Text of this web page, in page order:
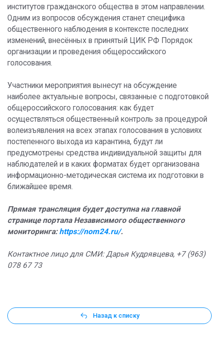
институтов гражданского общества в этом направлении.
Одним из вопросов обсуждения станет специфика
общественного наблюдения в контексте последних
изменений, внесённых в принятый ЦИК РФ Порядок
организации и проведения общероссийского
голосования.
Участники мероприятия вынесут на обсуждение
наиболее актуальные вопросы, связанные с подготовкой
общероссийского голосования: как будет
осуществляться общественный контроль за процедурой
волеизъявления на всех этапах голосования в условиях
постепенного выхода из карантина, будут ли
предусмотрены средства индивидуальной защиты для
наблюдателей и в каких форматах будет организована
информационно-методическая система их подготовки в
ближайшее время.
Прямая трансляция будет доступна на главной
странице портала Независимого общественного
мониторинга:https://nom24.ru/.
Контактное лицо для СМИ: Дарья Кудрявцева, +7 (963)
078 67 73
Назад к списку